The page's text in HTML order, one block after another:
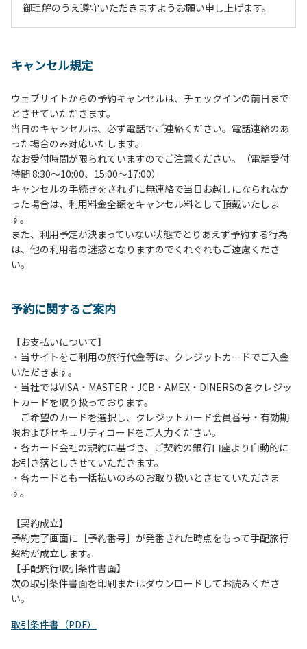
御理解のうえ遵守いただきますようお願い申し上げます。
２、中学生以下だけでの利用はできません。高校生以上の方
３、テントサイト（多目的広場を含む。）の使用は、事前に
予約いただいた方のみで、連泊の方を除き、正午からです。
基本的に、テント1張りにつき1区画の予約をお願いします。
管理棟にてチェックインの手続きを行ってください。午後3
時前にお越しの方は、午後3時になりましたら管理棟にて手
続きを行ってください。午後5時過ぎにお越しの方は、翌朝
手続きを行ってください。
４、車両は、荷物の積み下ろし時以外は、駐車場にとめてく
ださい。
５、チェックアウトは、午前10時まで（日帰り使用の場合は
午後5時まで）です。チェックインの手続きを行っていない
方や使用人数が増えた場合は、必ず手続きを行ってくださ
ら午前10時までの間にゴミステーションに出してください。
は、お持ち帰りをお願いします。
【禁止事項】
カラオケ、発電機、地面での直火による焚き火、キャンプフ
ァイヤー、打ち上げ式花火、テントサウナの設置
【注意事項】
当キャンプ場のそばを流れる歴舟川は、上流で雨が降ると短
時間で増水し、川原で遊んでいると大変危険な状態になりや
すく、過去にも増水により人が流される事故が数件起きてい
（１）川原にテントやタープを張らない。
（２）雨が降ったときは川原で遊ばない。
（３）カムイコタン公園キャンプ場で雨が降らなくても、上
流で雨が降り急に増水することがあるので、水の濁りに注意
し、濁り始めたときには直ちに川原での遊びを中止する。
（４）キャンプ場の管理者や地元住民から川についての注意
キャンセル規定
ウェブサイトからの予約キャンセルは、チェックインの前日まで
とさせていただきます。
当日のキャンセルは、必ず電話でご連絡ください。電話連絡のあ
った場合のみ対応いたします。
なお受付時間が限られていますのでご注意ください。（電話受付
時間 8:30～10:00、15:00～17:00）
キャンセルの手続きをされずに無連絡で当日お越しになられなか
った場合は、利用料金全額をキャンセル料として頂戴いたしま
す。
また、利用予定が決まっていない状態でとりあえず予約する行為
は、他の利用者の迷惑となりますのでくれぐれもご遠慮くださ
い。
予約に関するご案内
【お支払いについて】
・当サイトをご利用の旅行代金等は、クレジットカードでご入金
いただきます。
・当社ではVISA・MASTER・JCB・AMEX・DINERSの各クレジッ
トカードを取り扱っております。
ご希望のカードを選択し、クレジットカード会員番号・有効期
限およびセキュリティコードをご入力ください。
・各カード会社の規約に基づき、ご契約の銀行口座より自動的に
お引き落としさせていただきます。
・各カードとも一括払いのみのお取り扱いとさせていただきま
す。
【契約成立】
予約完了画面に［予約番号］が発番された時点をもって手配旅行
契約が成立します。
【手配旅行取引条件書面】
次の取引条件書面を印刷またはダウンロードしてお読みくださ
い。
取引条件書（PDF）